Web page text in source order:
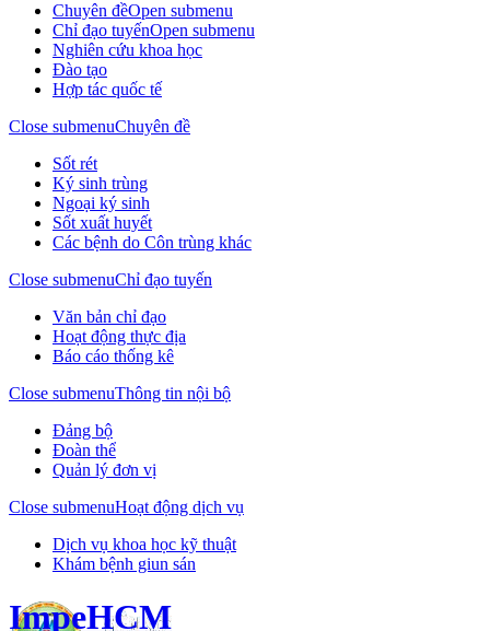
Chuyên đềOpen submenu
Chỉ đạo tuyếnOpen submenu
Nghiên cứu khoa học
Đào tạo
Hợp tác quốc tế
Close submenuChuyên đề
Sốt rét
Ký sinh trùng
Ngoại ký sinh
Sốt xuất huyết
Các bệnh do Côn trùng khác
Close submenuChỉ đạo tuyến
Văn bản chỉ đạo
Hoạt động thực địa
Báo cáo thống kê
Close submenuThông tin nội bộ
Đảng bộ
Đoàn thể
Quản lý đơn vị
Close submenuHoạt động dịch vụ
Dịch vụ khoa học kỹ thuật
Khám bệnh giun sán
ImpeHCM